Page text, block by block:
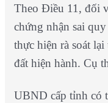
Theo Điều 11, đối
chứng nhận sai
thực hiện rà soát
đất hiện hành. Cụ
UBND cấp tỉnh có